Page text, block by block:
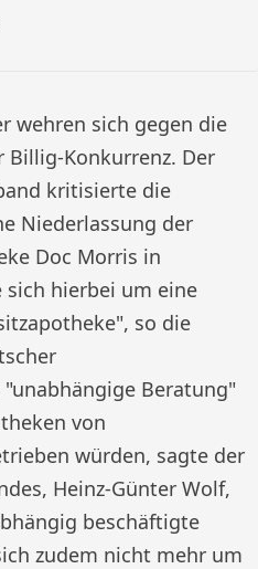
wehren sich gegen die
Billig-Konkurrenz. Der
kritisierte die
Niederlassung der
Doc Morris in
sich hierbei um eine
so die
Beratung"
von
würden, sagte der
Heinz-Günter Wolf,
beschäftigte
zudem nicht mehr um